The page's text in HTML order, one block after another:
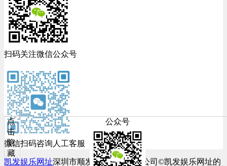
扫码关注微信公众号
微信扫码咨询人工客服
凯发娱乐网址深圳市顺发网络科技有限公司©凯发娱乐网址的
点
击
隐
藏
公众号